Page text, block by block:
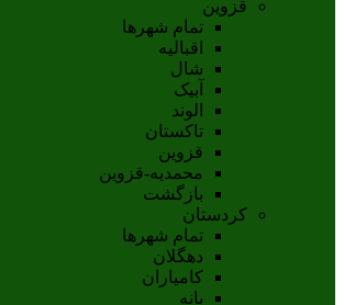
قزوین
تمام شهر‌ها
اقبالیه
شال
آبيک
الوند
تاکستان
قزوين
محمديه-قزوين
بازگشت
کردستان
تمام شهر‌ها
دهگلان
کامیاران
بانه